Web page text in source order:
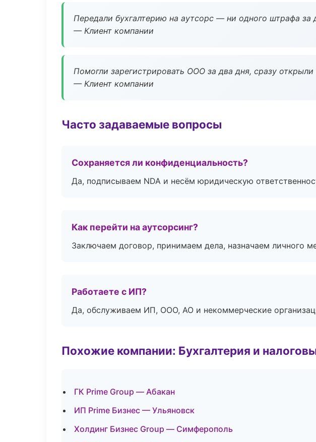
Передали бухгалтерию на аутсорс — ни одного штрафа за
— Клиент компании
Помогли зарегистрировать ООО за два дня, сразу
— Клиент компании
Часто задаваемые вопросы
Сохраняется ли конфиденциальность?
Да, подписываем NDA и несём юридическую
Как перейти на аутсорсинг?
Заключаем договор, принимаем дела, назначаем личного
Работаете с ИП?
Да, обслуживаем ИП, ООО, АО и некоммерческие
Похожие компании: Бухгалтерия и
ГК Prime Group — Абакан
ИП Prime Бизнес — Ульяновск
Холдинг Бизнес Group — Симферополь